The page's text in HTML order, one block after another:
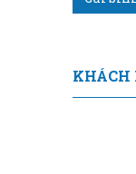
KHÁCH